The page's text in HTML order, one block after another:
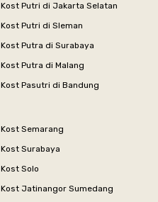
Kost Putri di Jakarta Selatan
Kost Putri di Sleman
Kost Putra di Surabaya
Kost Putra di Malang
Kost Pasutri di Bandung
Kost Semarang
Kost Surabaya
Kost Solo
Kost Jatinangor Sumedang